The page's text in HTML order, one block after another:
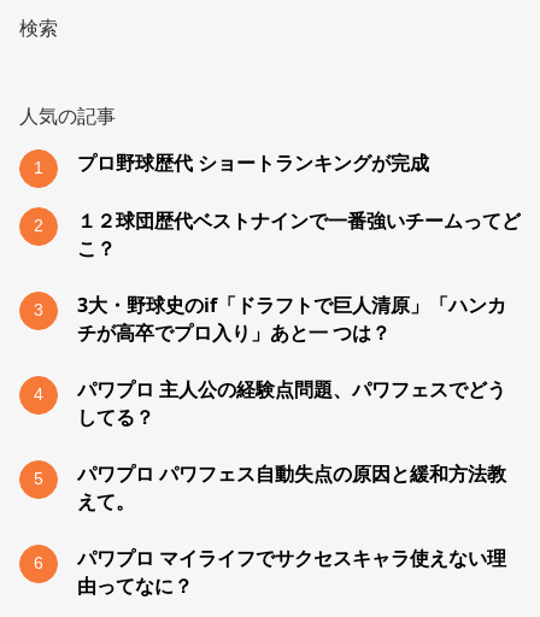
検索
人気の記事
1 プロ野球歴代 ショートランキングが完成
2
１２球団歴代ベストナインで一番強いチームってど
こ？
3
3大・野球史のif「ドラフトで巨人清原」「ハンカ
チが高卒でプロ入り」あと一 つは？
4
パワプロ 主人公の経験点問題、パワフェスでどう
してる？
5
パワプロ パワフェス自動失点の原因と緩和方法教
えて。
6
パワプロ マイライフでサクセスキャラ使えない理
由ってなに？